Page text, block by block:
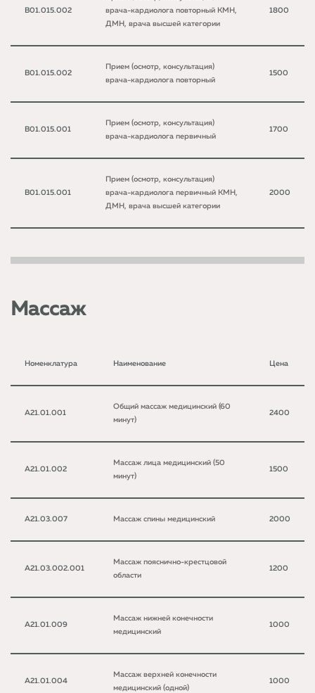
B01.015.002
врача-кардиолога повторный КМН,
ДМН, врача высшей категории
1800
B01.015.002
Прием (осмотр, консультация)
врача-кардиолога повторный
1500
B01.015.001
Прием (осмотр, консультация)
врача-кардиолога первичный
1700
B01.015.001
Прием (осмотр, консультация)
врача-кардиолога первичный КМН,
ДМН, врача высшей категории
2000
Массаж
Номенклатура Наименование Цена
A21.01.001
Общий массаж медицинский (60
минут)
2400
A21.01.002
Массаж лица медицинский (50
минут)
1500
A21.03.007 Массаж спины медицинский 2000
A21.03.002.001
Массаж пояснично-крестцовой
области
1200
A21.01.009
Массаж нижней конечности
медицинский
1000
A21.01.004
Массаж верхней конечности
медицинский (одной)
1000